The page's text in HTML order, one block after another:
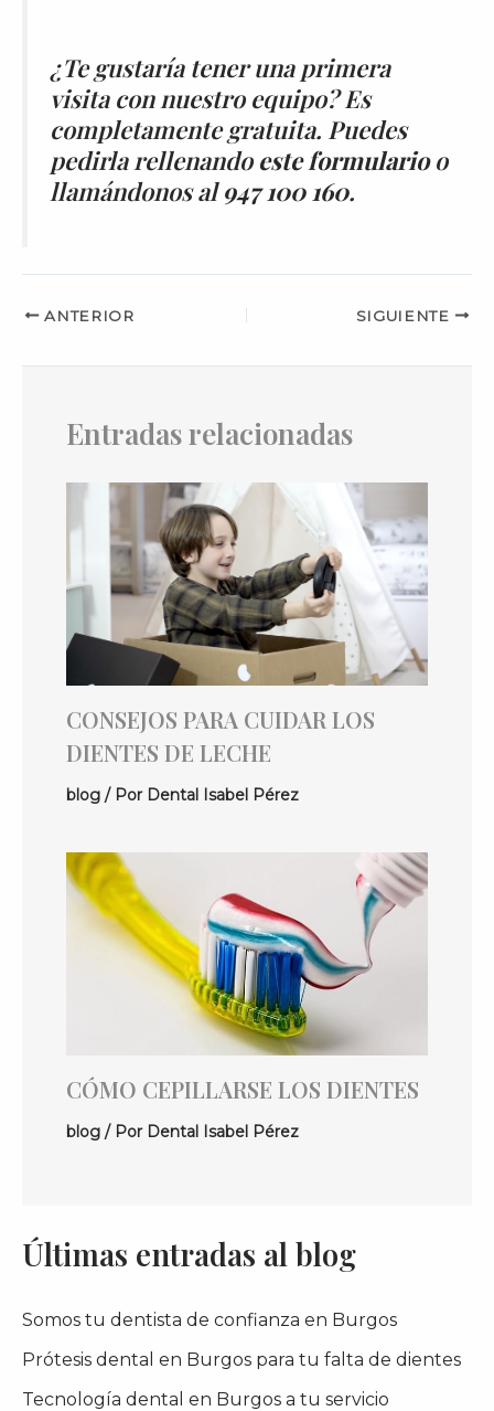
¿Te gustaría tener una primera
visita con nuestro equipo? Es
completamente gratuita. Puedes
pedirla rellenando este formularioo
llamándonos al947 100 160.
ANTERIOR SIGUIENTE
Entradas relacionadas
CONSEJOS PARA CUIDAR LOS
DIENTES DE LECHE
blog / Por Dental Isabel Pérez
CÓMO CEPILLARSE LOS DIENTES
blog / Por Dental Isabel Pérez
Últimas entradas al blog
Somos tu dentista de confianza en Burgos
Prótesis dental en Burgos para tu falta de dientes
Tecnología dental en Burgos a tu servicio